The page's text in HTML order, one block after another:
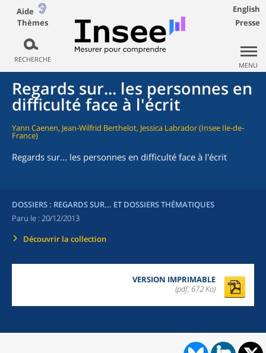
Aide
Thèmes
RECHERCHE
English
Presse
MENU
Regards sur... les personnes en
difficulté face à l'écrit
Yann Caenen, Jean-Wilfrid Berthelot, Jessica Labrador (Insee Ile-de-
France)
Regards sur... les personnes en difficulté face à l'écrit
DOSSIERS : REGARDS SUR... ET DOSSIERS THÉMATIQUES
Paru le : 20/12/2013
Découvrir la collection
VERSION IMPRIMABLE
(pdf, 672 Ko)